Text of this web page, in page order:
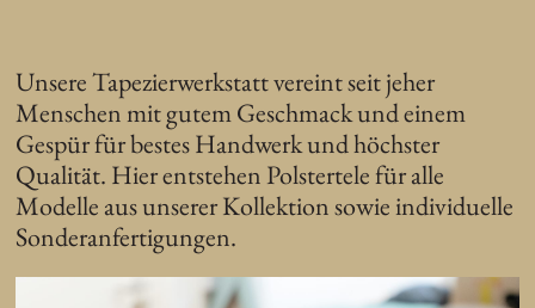
Unsere Tapezierwerkstatt vereint seit jeher
Menschen mit gutem Geschmack und einem
Gespür für bestes Handwerk und höchster
Qualität. Hier entstehen Polstertele für alle
Modelle aus unserer Kollektion sowie individuelle
Sonderanfertigungen.